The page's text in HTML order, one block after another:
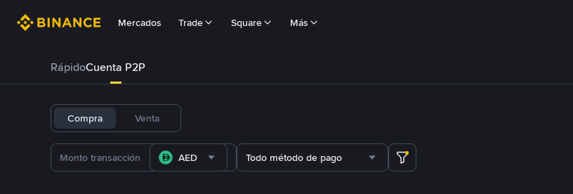
Mercados Trade Square Más
RápidoCuenta P2P
Compra Venta
AED Todo método de pago